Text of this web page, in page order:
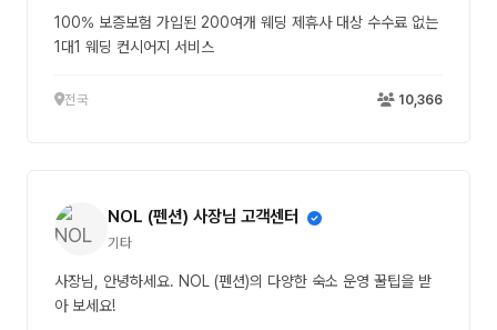
100% 보증보험 가입된 200여개 웨딩 제휴사 대상 수수료 없는
1대1 웨딩 컨시어지 서비스
전국 10,366
NOL (펜션) 사장님 고객센터
기타
사장님, 안녕하세요. NOL (펜션)의 다양한 숙소 운영 꿀팁을 받
아 보세요!